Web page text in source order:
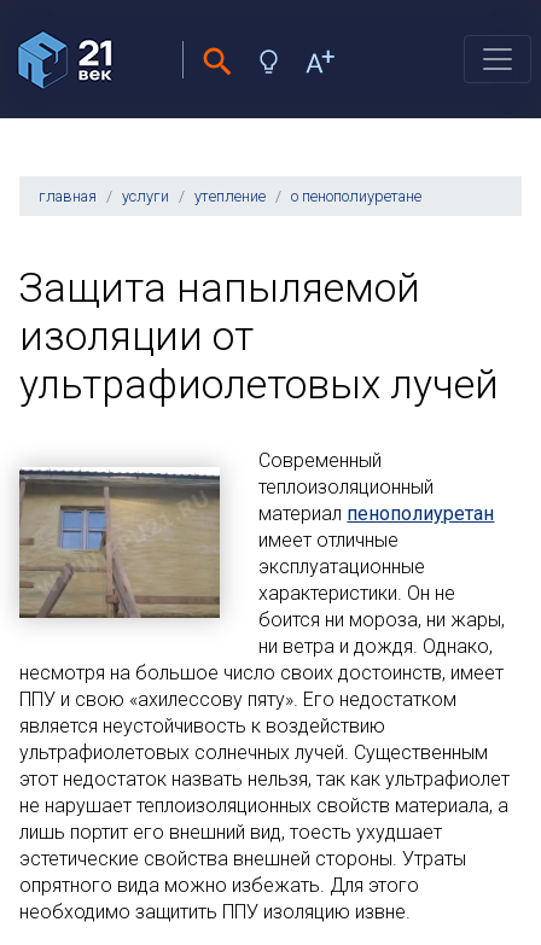
главная услуги утепление о пенополиуретане
Защита напыляемой
изоляции от
ультрафиолетовых лучей
Современный
теплоизоляционный
материал пенополиуретан
имеет отличные
эксплуатационные
характеристики. Он не
боится ни мороза, ни жары,
ни ветра и дождя. Однако,
несмотря на большое число своих достоинств, имеет
ППУ и свою «ахилессову пяту». Его недостатком
является неустойчивость к воздействию
ультрафиолетовых солнечных лучей. Существенным
этот недостаток назвать нельзя, так как ультрафиолет
не нарушает теплоизоляционных свойств материала, а
лишь портит его внешний вид, тоесть ухудшает
эстетические свойства внешней стороны. Утраты
опрятного вида можно избежать. Для этого
необходимо защитить ППУ изоляцию извне.